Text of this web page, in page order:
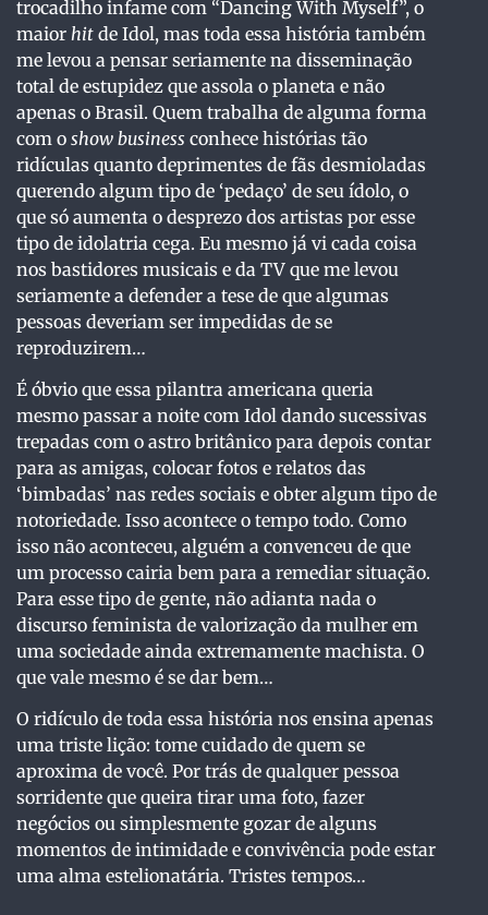
trocadilho infame com “Dancing With Myself”, o
maior hit de Idol, mas toda essa história também
me levou a pensar seriamente na disseminação
total de estupidez que assola o planeta e não
apenas o Brasil. Quem trabalha de alguma forma
com o show business conhece histórias tão
ridículas quanto deprimentes de fãs desmioladas
querendo algum tipo de ‘pedaço’ de seu ídolo, o
que só aumenta o desprezo dos artistas por esse
tipo de idolatria cega. Eu mesmo já vi cada coisa
nos bastidores musicais e da TV que me levou
seriamente a defender a tese de que algumas
pessoas deveriam ser impedidas de se
reproduzirem…
É óbvio que essa pilantra americana queria
mesmo passar a noite com Idol dando sucessivas
trepadas com o astro britânico para depois contar
para as amigas, colocar fotos e relatos das
‘bimbadas’ nas redes sociais e obter algum tipo de
notoriedade. Isso acontece o tempo todo. Como
isso não aconteceu, alguém a convenceu de que
um processo cairia bem para a remediar situação.
Para esse tipo de gente, não adianta nada o
discurso feminista de valorização da mulher em
uma sociedade ainda extremamente machista. O
que vale mesmo é se dar bem…
O ridículo de toda essa história nos ensina apenas
uma triste lição: tome cuidado de quem se
aproxima de você. Por trás de qualquer pessoa
sorridente que queira tirar uma foto, fazer
negócios ou simplesmente gozar de alguns
momentos de intimidade e convivência pode estar
uma alma estelionatária. Tristes tempos…